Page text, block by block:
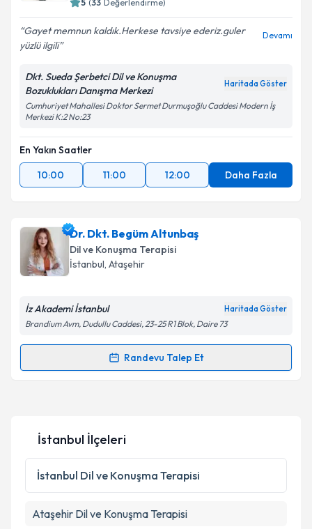
E-posta Adresiniz
Kişisel verilerimin işlenmesine ilişkin
Metni'ni okudum ve kişisel verilerimin belirtilen
kapsamda işlenmesini kabul ediyorum.
Takvim Talebini Gönder
5 (33 Değerlendirme)
Gayet memnun kaldık.Herkese tavsiye ederiz.guler
yüzlü ilgili
Devamı
Dkt. Sueda Şerbetci Dil ve Konuşma
Bozuklukları Danışma Merkezi
Haritada Göster
Cumhuriyet Mahallesi Doktor Sermet Durmuşoğlu Caddesi Modern İş
Merkezi K:2 No:23
En Yakın Saatler
10:00
11:00 12:00 Daha Fazla
Dr. Dkt. Begüm Altunbaş
Dil ve Konuşma Terapisi
İstanbul, Ataşehir
İz Akademi İstanbul Haritada Göster
Brandium Avm, Dudullu Caddesi, 23-25 R1 Blok, Daire 73
Randevu Talep Et
Randevu Takvimi Talebi
takvim hazırlandığında e-posta ile bilgilendireceğiz.
İstanbul İlçeleri
İstanbul Dil ve Konuşma Terapisi
Ataşehir Dil ve Konuşma Terapisi